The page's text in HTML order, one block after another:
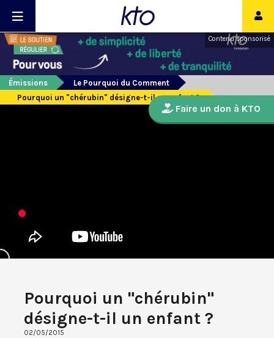
Contenu sponsorisé
Émissions
Le Pourquoi du Comment
Pourquoi un "chérubin" désigne-t-il un enfant ?
Pourquoi un "chérubin"
désigne-t-il un enfant ?
02/05/2015
Faire un don à KTO